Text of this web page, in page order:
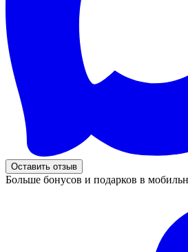
Оставить отзыв
Больше бонусов и подарков в